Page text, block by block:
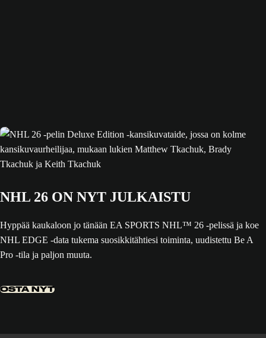
NHL 26 ON NYT JULKAISTU
Hyppää kaukaloon jo tänään EA SPORTS NHL™ 26 -pelissä ja koe
NHL EDGE -data tukema suosikkitähtiesi toiminta, uudistettu Be A
Pro -tila ja paljon muuta.
OSTA NYT